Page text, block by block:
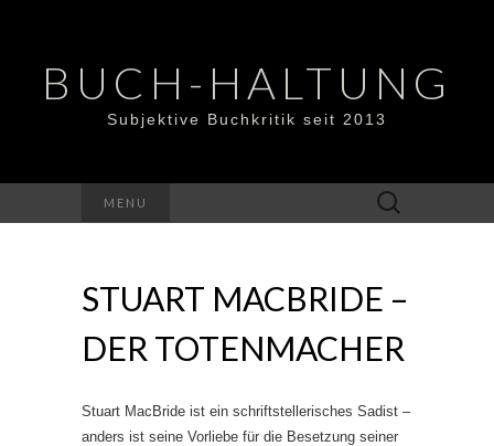
BUCH-HALTUNG
Subjektive Buchkritik seit 2013
MENU
Suchen
nach:
STUART MACBRIDE –
DER TOTENMACHER
Stuart MacBride ist ein schriftstellerisches Sadist –
anders ist seine Vorliebe für die Besetzung seiner